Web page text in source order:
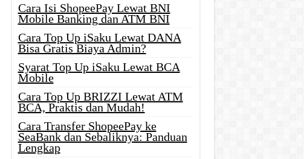
Cara Isi ShopeePay Lewat BNI
Mobile Banking dan ATM BNI
Cara Top Up iSaku Lewat DANA
Bisa Gratis Biaya Admin?
Syarat Top Up iSaku Lewat BCA
Mobile
Cara Top Up BRIZZI Lewat ATM
BCA, Praktis dan Mudah!
Cara Transfer ShopeePay ke
SeaBank dan Sebaliknya: Panduan
Lengkap